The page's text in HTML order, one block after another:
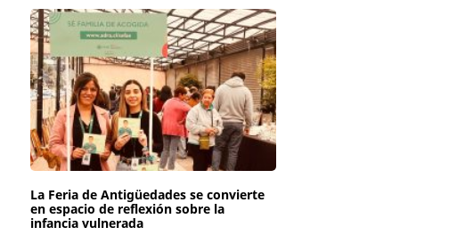
La Feria de Antigüedades se convierte
en espacio de reflexión sobre la
infancia vulnerada